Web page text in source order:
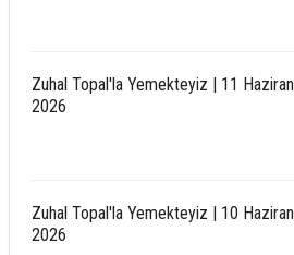
Zuhal Topal'la Yemekteyiz | 11 Haziran
2026
Zuhal Topal'la Yemekteyiz | 10 Haziran
2026